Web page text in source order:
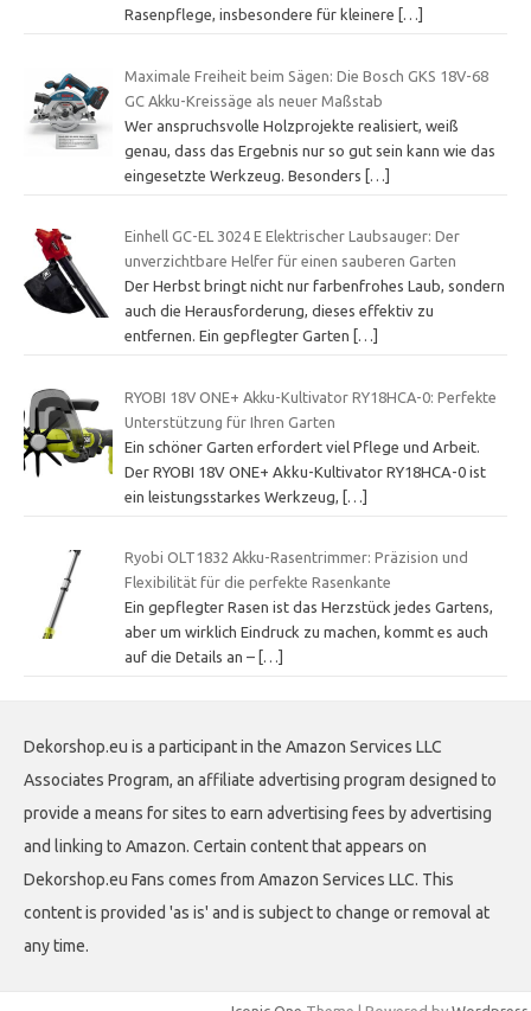
Rasenpflege, insbesondere für kleinere
[…]
Maximale Freiheit beim Sägen: Die Bosch GKS 18V-68
GC Akku-Kreissäge als neuer Maßstab
Wer anspruchsvolle Holzprojekte realisiert, weiß
genau, dass das Ergebnis nur so gut sein kann wie das
eingesetzte Werkzeug. Besonders […]
Einhell GC-EL 3024 E Elektrischer Laubsauger: Der
unverzichtbare Helfer für einen sauberen Garten
Der Herbst bringt nicht nur farbenfrohes Laub, sondern
auch die Herausforderung, dieses effektiv zu
entfernen. Ein gepflegter Garten
[…]
RYOBI 18V ONE+ Akku-Kultivator RY18HCA-0: Perfekte
Unterstützung für Ihren Garten
Ein schöner Garten erfordert viel Pflege und Arbeit.
Der RYOBI 18V ONE+ Akku-Kultivator RY18HCA-0 ist
ein leistungsstarkes Werkzeug,
[…]
Ryobi OLT1832 Akku-Rasentrimmer: Präzision und
Flexibilität für die perfekte Rasenkante
Ein gepflegter Rasen ist das Herzstück jedes Gartens,
aber um wirklich Eindruck zu machen, kommt es auch
auf die Details an – […]
Dekorshop.eu is a participant in the Amazon Services LLC
Associates Program, an affiliate advertising program designed to
provide a means for sites to earn advertising fees by advertising
and linking to Amazon. Certain content that appears on
Dekorshop.eu Fans comes from Amazon Services LLC. This
content is provided 'as is' and is subject to change or removal at
any time.